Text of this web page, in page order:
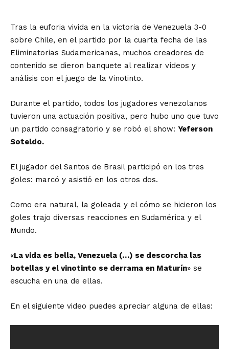
Tras la euforia vivida en la victoria de Venezuela 3-0
sobre Chile, en el partido por la cuarta fecha de las
Eliminatorias Sudamericanas, muchos creadores de
contenido se dieron banquete al realizar vídeos y
análisis con el juego de la Vinotinto.
Durante el partido, todos los jugadores venezolanos
tuvieron una actuación positiva, pero hubo uno que tuvo
un partido consagratorio y se robó el show: Yeferson
Soteldo.
El jugador del Santos de Brasil participó en los tres
goles: marcó y asistió en los otros dos.
Como era natural, la goleada y el cómo se hicieron los
goles trajo diversas reacciones en Sudamérica y el
Mundo.
«La vida es bella, Venezuela (…) se descorcha las
botellas y el vinotinto se derrama en Maturín» se
escucha en una de ellas.
En el siguiente video puedes apreciar alguna de ellas: